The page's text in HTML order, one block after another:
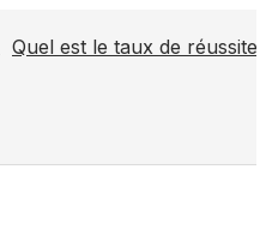
Quel est le taux de